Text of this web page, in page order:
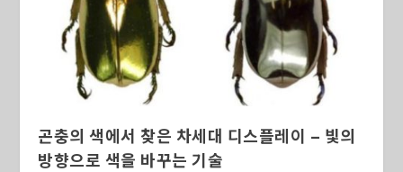
곤충의 색에서 찾은 차세대 디스플레이 – 빛의
방향으로 색을 바꾸는 기술